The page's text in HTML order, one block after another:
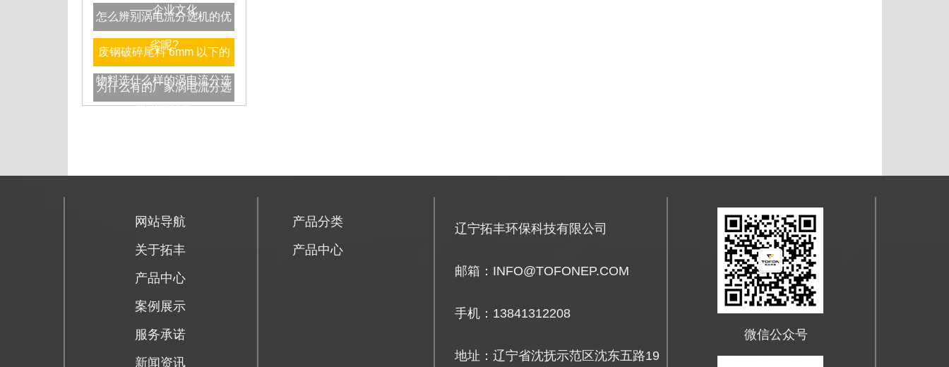
——企业文化
怎么辨别涡电流分选机的优
劣呢?
废钢破碎尾料 6mm 以下的
物料选什么样的涡电流分选
机比较好？
为什么有的厂家涡电流分选
网站导航
关于拓丰
产品中心
案例展示
服务承诺
新闻资讯
产品分类
产品中心
辽宁拓丰环保科技有限公司
邮箱：INFO@TOFONEP.COM
手机：13841312208
地址：辽宁省沈抚示范区沈东五路19
微信公众号